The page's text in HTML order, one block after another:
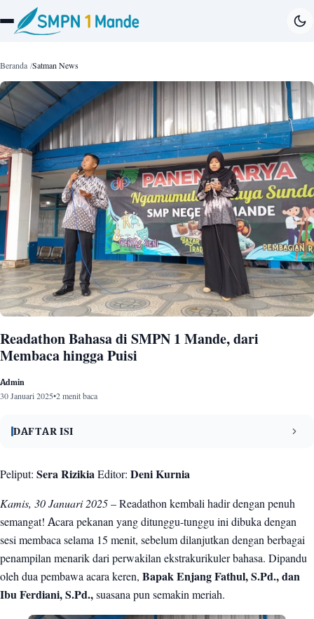
Beranda Satman News
Readathon Bahasa di SMPN 1 Mande, dari
Membaca hingga Puisi
Admin
30 Januari 2025•2 menit baca
DAFTAR ISI
1 1. Dzulfikri (9A) – Review Buku
3 3. Irsya (9C) – Lagu Penuh Penyesalan
4. Nanda (9A) – Baper Bersama Rossa
5 5. Penutupan oleh Bapak Enjang Fathul, S.Pd.
1 Galeri Foto
Peliput: Sera Rizikia Editor: Deni Kurnia
Kamis, 30 Januari 2025 – Readathon kembali hadir dengan penuh
semangat! Acara pekanan yang ditunggu-tunggu ini dibuka dengan
sesi membaca selama 15 menit, sebelum dilanjutkan dengan berbagai
penampilan menarik dari perwakilan ekstrakurikuler bahasa. Dipandu
oleh dua pembawa acara keren, Bapak Enjang Fathul, S.Pd., dan
Ibu Ferdiani, S.Pd., suasana pun semakin meriah.